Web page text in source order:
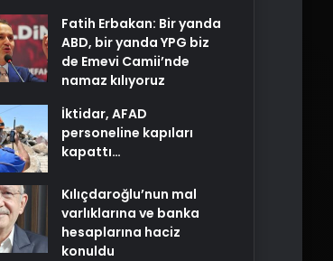
Fatih Erbakan: Bir yanda
ABD, bir yanda YPG biz
de Emevi Camii’nde
namaz kılıyoruz
İktidar, AFAD
personeline kapıları
kapattı…
Kılıçdaroğlu’nun mal
varlıklarına ve banka
hesaplarına haciz
konuldu